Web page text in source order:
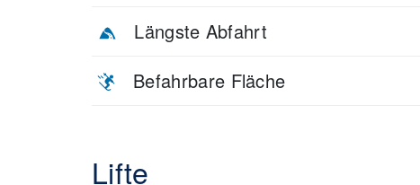
Längste Abfahrt
Befahrbare Fläche
Lifte